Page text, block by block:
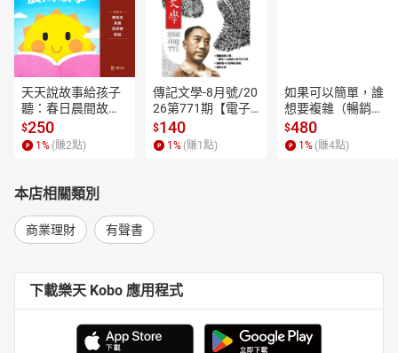
天天說故事給孩子
聽：春日晨間故事
【有聲書】
$250
1 % (賺2點)
傳記文學-8月號/20
26第771期【電子
書】
$140
1 % (賺1 點)
如果可以簡單，誰
想要複雜（暢銷經
典新編版）【電子
書】
$480
1 % (賺4點)
本店相關類別
商業理財 有聲書
下載樂天 Kobo 應用程式